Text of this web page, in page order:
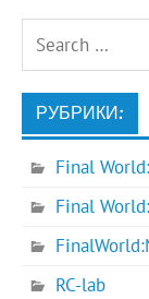
РУБРИКИ:
Final
Final
RC-lab